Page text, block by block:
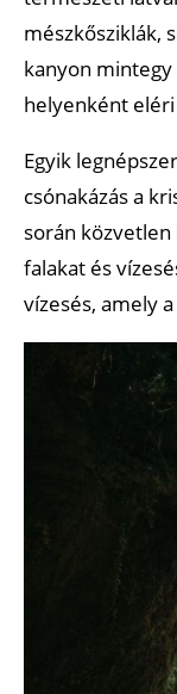
mészkősziklák,
kanyon
helyenként
Egyik
csónakázás a
során közvetlen
falakat és
vízesés, amely